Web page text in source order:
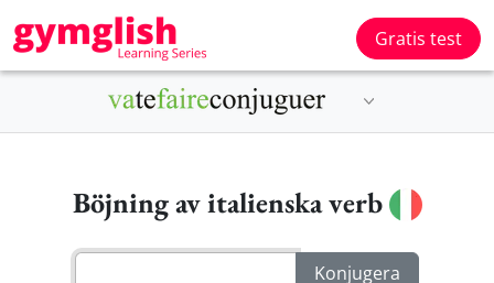
Gratis test
Böjning av italienska verb